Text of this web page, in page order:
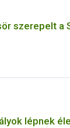
szerepelt a
lépnek